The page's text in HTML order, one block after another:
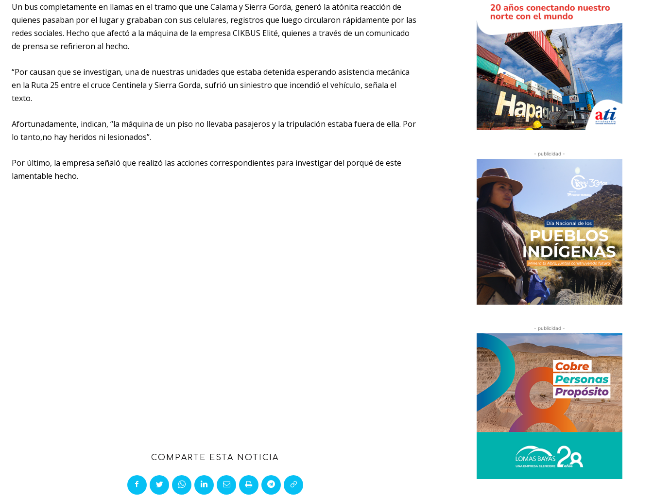
Un bus completamente en llamas en el tramo que une Calama y Sierra Gorda, generó la atónita reacción de
quienes pasaban por el lugar y grababan con sus celulares, registros que luego circularon rápidamente por las
redes sociales. Hecho que afectó a la máquina de la empresa CIKBUS Elité, quienes a través de un comunicado
de prensa se refirieron al hecho.
“Por causan que se investigan, una de nuestras unidades que estaba detenida esperando asistencia mecánica
en la Ruta 25 entre el cruce Centinela y Sierra Gorda, sufrió un siniestro que incendió el vehículo, señala el
texto.
Afortunadamente, indican, “la máquina de un piso no llevaba pasajeros y la tripulación estaba fuera de ella. Por
lo tanto,no hay heridos ni lesionados”.
Por último, la empresa señaló que realizó las acciones correspondientes para investigar del porqué de este
lamentable hecho.
COMPARTE ESTA NOTICIA
- publicidad -
- publicidad -